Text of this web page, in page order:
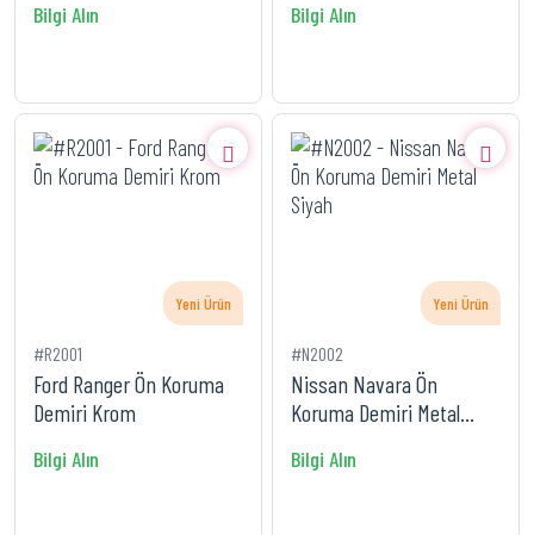
Bilgi Alın Bilgi Alın
#R2001
Ford Ranger Ön Koruma
Demiri Krom
Bilgi Alın
Yeni Ürün
#N2002
Nissan Navara Ön
Koruma Demiri Metal
Bilgi Alın
Yeni Ürün